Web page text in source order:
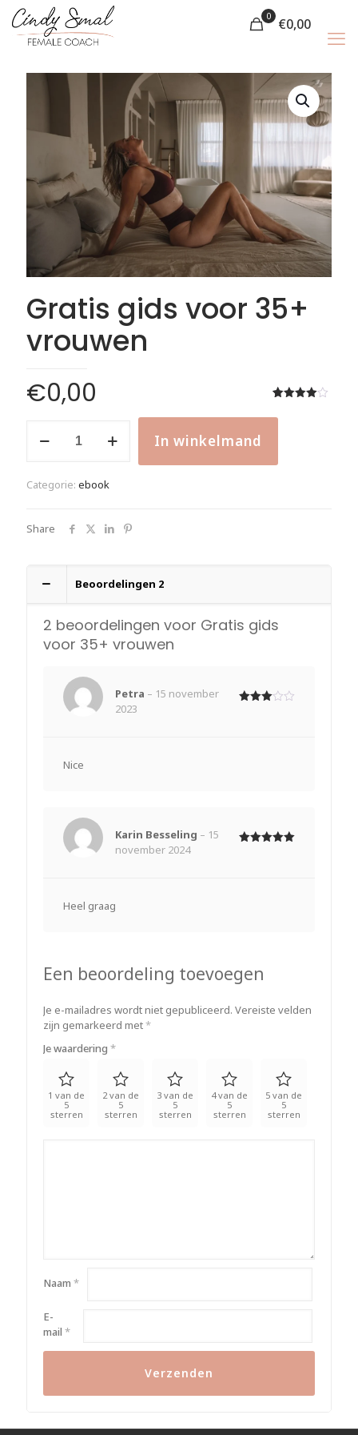
0 €0,00
Gratis gids voor 35+
vrouwen
4.00
€0,00
gids
vrouwen
In winkelmand
Alternative:
Categorie: ebook
Share
Beoordelingen 2
2 beoordelingen voor Gratis gids
voor 35+ vrouwen
Petra – 15 november
2023
Nice
Karin Besseling – 15
november 2024
Heel graag
Een beoordeling toevoegen
Je e-mailadres wordt niet gepubliceerd. Vereiste velden
zijn gemarkeerd met*
Je waardering *
1 van de
5
sterren
2 van de
5
sterren
3 van de
5
sterren
4 van de
5
sterren
5 van de
5
sterren
Naam *
E-
mail *